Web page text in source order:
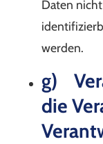
Daten
werden.
g)
die